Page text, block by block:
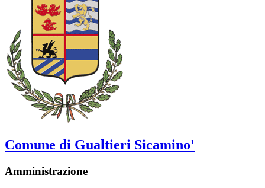
Comune di Gualtieri Sicamino'
Amministrazione